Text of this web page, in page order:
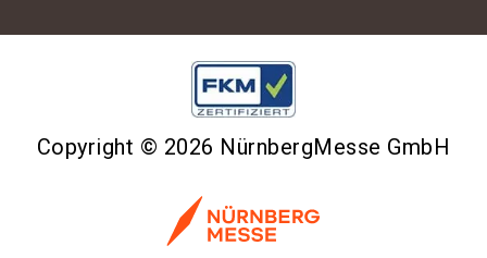
Copyright © 2026 NürnbergMesse GmbH